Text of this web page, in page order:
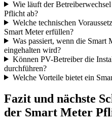
Wie läuft der
Pflicht ab?
Welche technischen
Smart Meter erfüllen?
Was passiert, wenn die Smart
eingehalten wird?
Können PV-Betreiber die
durchführen?
Welche Vorteile bietet ein
Fazit und nächste
der Smart Meter